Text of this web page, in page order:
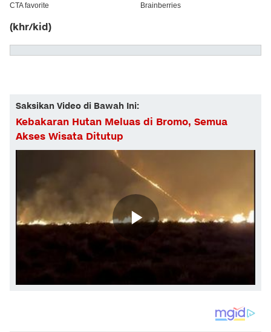
(khr/kid)
Saksikan Video di Bawah Ini:
Kebakaran Hutan Meluas di Bromo, Semua
Akses Wisata Ditutup